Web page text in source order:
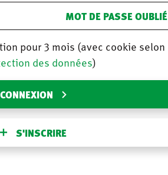
MOT DE PASSE OUBLIÉ
pour 3 mois (avec cookie selon
des données)
CONNEXION
S'INSCRIRE